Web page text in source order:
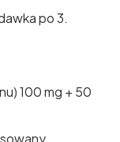
po 3.
100 mg + 50